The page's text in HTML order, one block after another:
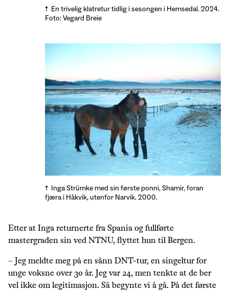
En trivelig klatretur tidlig i sesongen i Hemsedal. 2024.
Foto: Vegard Breie
Inga Strümke med sin første ponni, Shamir, foran
fjæra i Håkvik, utenfor Narvik. 2000.
Etter at Inga returnerte fra Spania og fullførte
mastergraden sin ved NTNU, flyttet hun til Bergen.
– Jeg meldte meg på en sånn DNT-tur, en singeltur for
unge voksne over 30 år. Jeg var 24, men tenkte at de ber
vel ikke om legitimasjon. Så begynte vi å gå. På det første